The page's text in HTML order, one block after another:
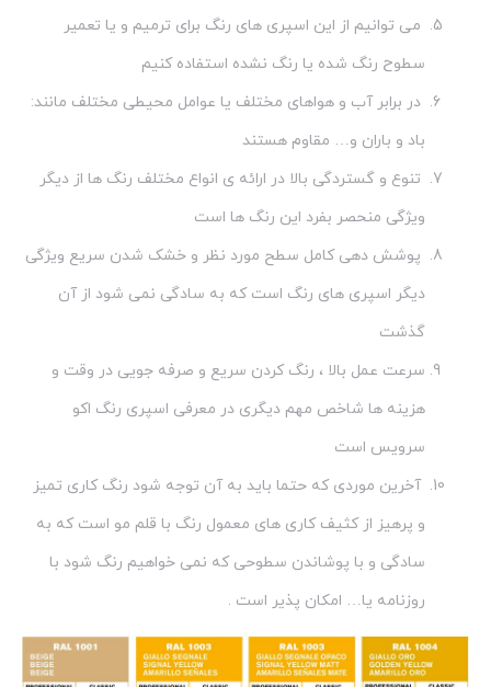
می توانیم از این اسپری های رنگ برای ترمیم و یا تعمیر
سطوح رنگ شده یا رنگ نشده استفاده کنیم
در برابر آب و هواهای مختلف یا عوامل محیطی مختلف مانند:
باد و باران و… مقاوم هستند
تنوع و گستردگی بالا در ارائه ی انواع مختلف رنگ ها از دیگر
ویژگی منحصر بفرد این رنگ ها است
پوشش دهی کامل سطح مورد نظر و خشک شدن سریع ویژگی
دیگر اسپری های رنگ است که به سادگی نمی شود از آن
گذشت
سرعت عمل بالا ، رنگ کردن سریع و صرفه جویی در وقت و
هزینه ها شاخص مهم دیگری در معرفی اسپری رنگ اکو
سرویس است
آخرین موردی که حتما باید به آن توجه شود رنگ کاری تمیز
و پرهیز از کثیف کاری های معمول رنگ با قلم مو است که به
سادگی و با پوشاندن سطوحی که نمی خواهیم رنگ شود با
روزنامه یا… امکان پذیر است .